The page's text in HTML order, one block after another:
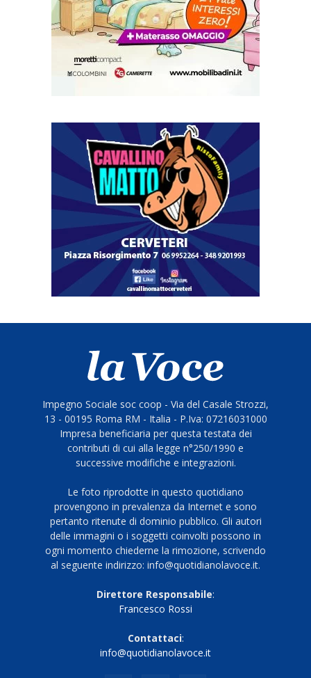
Impegno Sociale soc coop - Via del Casale Strozzi,
13 - 00195 Roma RM - Italia - P.Iva: 07216031000
Impresa beneficiaria per questa testata dei
contributi di cui alla legge n°250/1990 e
successive modifiche e integrazioni.
Le foto riprodotte in questo quotidiano
provengono in prevalenza da Internet e sono
pertanto ritenute di dominio pubblico. Gli autori
delle immagini o i soggetti coinvolti possono in
ogni momento chiederne la rimozione, scrivendo
al seguente indirizzo: info@quotidianolavoce.it.
Direttore Responsabile:
Francesco Rossi
Contattaci:
info@quotidianolavoce.it